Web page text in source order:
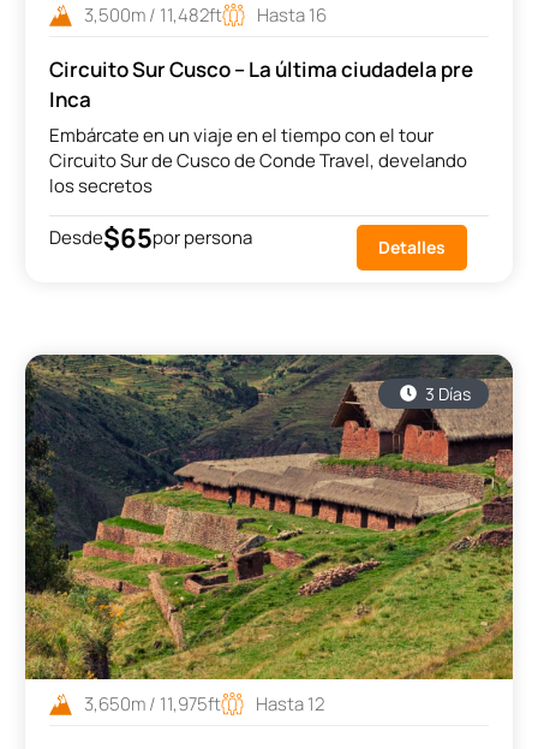
3,500m / 11,482ft Hasta 16
Circuito Sur Cusco – La última ciudadela pre
Inca
Embárcate en un viaje en el tiempo con el tour
Circuito Sur de Cusco de Conde Travel, develando
los secretos
Desde$65por persona Detalles
3 Días
3,650m / 11,975ft Hasta 12